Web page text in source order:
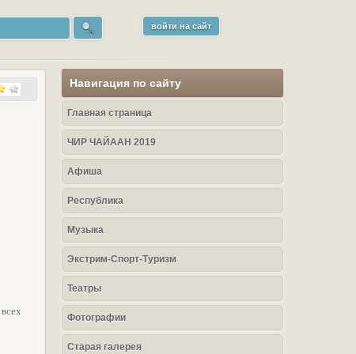
войти на сайт
всех
Навигация по сайту
Главная страница
ЧИР ЧАЙААН 2019
Афиша
Республика
Музыка
Экстрим-Спорт-Туризм
Театры
Фотографии
Старая галерея